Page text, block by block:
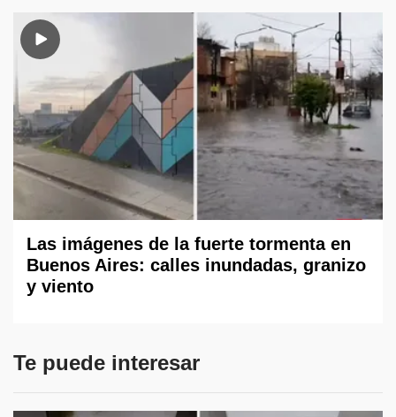
Las imágenes de la fuerte tormenta en
Buenos Aires: calles inundadas, granizo
y viento
Te puede interesar